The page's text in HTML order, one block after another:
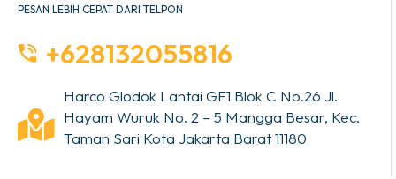
PESAN LEBIH CEPAT DARI TELPON
+628132055816
Harco Glodok Lantai GF1 Blok C No.26 Jl.
Hayam Wuruk No. 2 – 5 Mangga Besar, Kec.
Taman Sari Kota Jakarta Barat 11180